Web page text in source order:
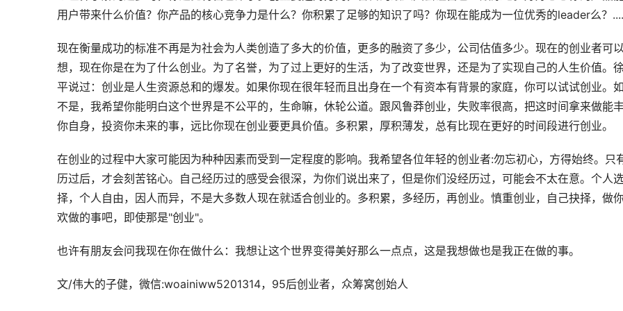
用户带来什么价值？你产品的核心竞争力是什么？你积累了足够的知识了吗？你现在能成为一位优秀的leader么？
现在衡量成功的标准不再是为社会为人类创造了多大的价值，更多的融资了多少，公司估值多少。现在的创业者可
想，现在你是在为了什么创业。为了名誉，为了过上更好的生活，为了改变世界，还是为了实现自己的人生价值。
平说过：创业是人生资源总和的爆发。如果你现在很年轻而且出身在一个有资本有背景的家庭，你可以试试创业。
不是，我希望你能明白这个世界是不公平的，生命嘛，休轮公道。跟风鲁莽创业，失败率很高，把这时间拿来做能
你自身，投资你未来的事，远比你现在创业要更具价值。多积累，厚积薄发，总有比现在更好的时间段进行创业。
在创业的过程中大家可能因为种种因素而受到一定程度的影响。我希望各位年轻的创业者:勿忘初心，方得始终。只
历过后，才会刻苦铭心。自己经历过的感受会很深，为你们说出来了，但是你们没经历过，可能会不太在意。个人
择，个人自由，因人而异，不是大多数人现在就适合创业的。多积累，多经历，再创业。慎重创业，自己抉择，做
欢做的事吧，即使那是"创业"。
也许有朋友会问我现在你在做什么：我想让这个世界变得美好那么一点点，这是我想做也是我正在做的事。
文/伟大的子健，微信:woainiww5201314，95后创业者，众筹窝创始人